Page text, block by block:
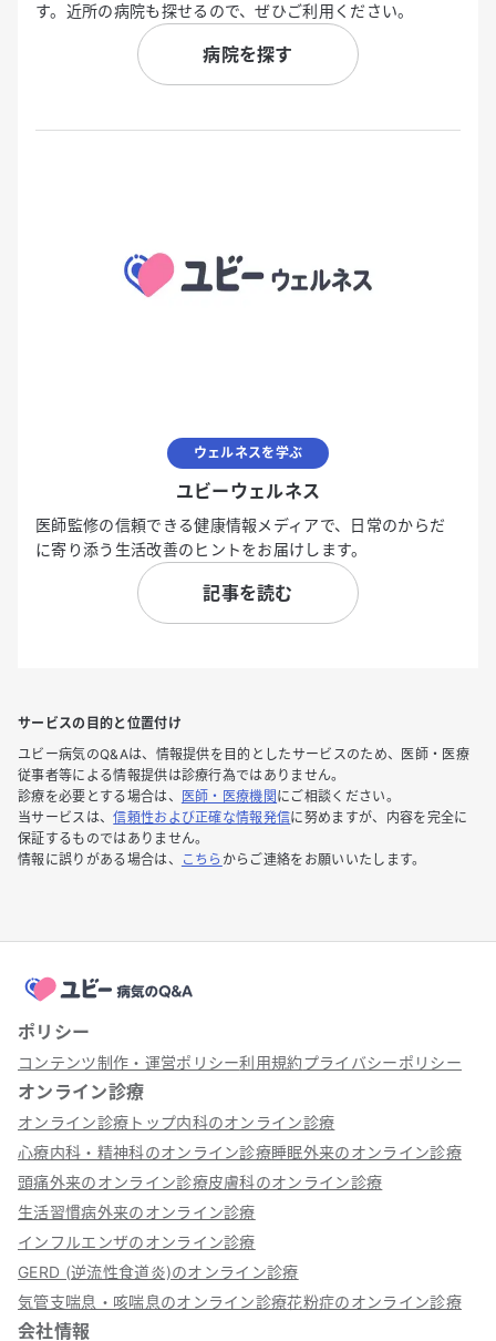
す。近所の病院も探せるので、ぜひご利用ください。
病院を探す
ウェルネスを学ぶ
ユビーウェルネス
医師監修の信頼できる健康情報メディアで、日常のからだ
に寄り添う生活改善のヒントをお届けします。
記事を読む
サービスの目的と位置付け
ユビー病気のQ&Aは、情報提供を目的としたサービスのため、医師・医療
従事者等による情報提供は診療行為ではありません。
診療を必要とする場合は、
医師・医療機関 にご相談ください。
当サービスは、信頼性および正確な情報発信に努めますが、内容を完全に
保証するものではありません。
情報に誤りがある場合は、
こちら からご連絡をお願いいたします。
ポリシー
コンテンツ制作・運営ポリシー利用規約プライバシーポリシー
オンライン診療
オンライン診療トップ内科のオンライン診療
心療内科・精神科のオンライン診療睡眠外来のオンライン診療
頭痛外来のオンライン診療皮膚科のオンライン診療
生活習慣病外来のオンライン診療
インフルエンザのオンライン診療
GERD (逆流性食道炎)のオンライン診療
気管支喘息・咳喘息のオンライン診療花粉症のオンライン診療
会社情報